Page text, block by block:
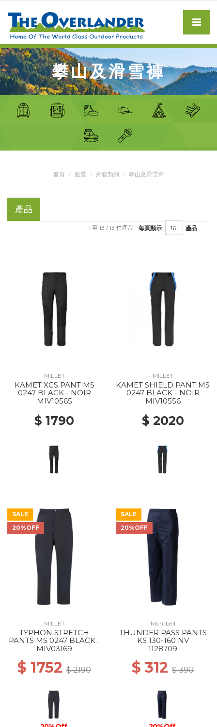
攀山及滑雪褲
首頁 服裝 外套類別 攀山及滑雪褲
產品
每頁顯示 產品
1 至 13 / 13 件產品
MILLET
KAMET XCS PANT MS
0247 BLACK - NOIR
MIV10565
$ 1790
MILLET
KAMET SHIELD PANT MS
0247 BLACK - NOIR
MIV10556
$ 2020
SALE
20%OFF
MILLET
TYPHON STRETCH
PANTS MS 0247 BLACK -
NOIR
MIV03169
$ 1752 $ 2190
SALE
20%OFF
Montbell
THUNDER PASS PANTS
KS 130-160 NV
1128709
$ 312 $ 390